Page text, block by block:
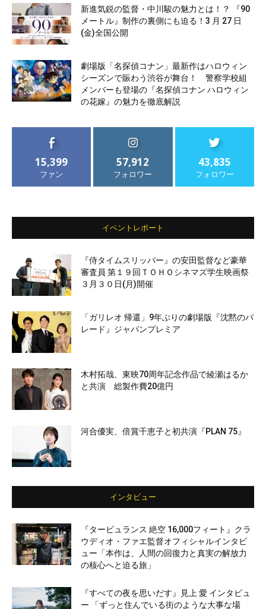
新進気鋭の監督・中川駿の魅力とは！？ 『90
メートル』制作の裏側にも迫る！3 月 27 日
(金)全国公開
劇場版「名探偵コナン」最新作はハロウィン
シーズンで賑わう渋谷が舞台！ 警察学校組
メンバーも登場の『名探偵コナン ハロウィン
の花嫁』の魅力を徹底解説
15,399
ファン
57,912
フォロワー
43,835
フォロワー
イベントレポート
『侍タイムスリッパー』の安田監督など豪華
審査員 第１９回ＴＯＨＯシネマズ学生映画祭
３月３０日(月)開催
「ガリレオ 帰還」9年ぶりの劇場版『沈黙のパ
レード』ジャパンプレミア
木村拓哉、東映70周年記念作品で綾瀬はるか
と共演 総製作費20億円
河合優実、倍賞千恵子と初共演『PLAN 75』
インタビュー
『タービュランス 絶空 16,000フィート』クラ
ウディオ・ファエ監督オフィシャルインタビ
ュー「本作は、人間の回復力と真実の解放力
の核心へと迫る旅」
『すべての夜を思いだす』見上 愛 インタビュ
ー 「ずっと住んでいる街のような大事な場